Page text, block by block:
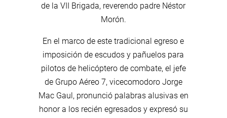
de la VII Brigada, reverendo padre Néstor
Morón.
En el marco de este tradicional egreso e
imposición de escudos y pañuelos para
pilotos de helicóptero de combate, el jefe
de Grupo Aéreo 7, vicecomodoro Jorge
Mac Gaul, pronunció palabras alusivas en
honor a los recién egresados y expresó su